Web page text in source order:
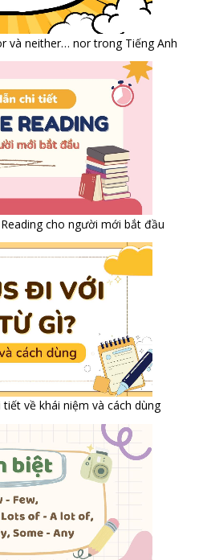
và neither… nor trong Tiếng Anh
cho người mới bắt đầu
tiết về khái niệm và cách dùng